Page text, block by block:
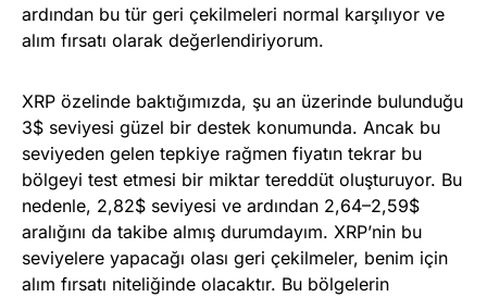
ardından bu tür geri çekilmeleri normal karşılıyor ve
alım fırsatı olarak değerlendiriyorum.
XRP özelinde baktığımızda, şu an üzerinde bulunduğu
3$ seviyesi güzel bir destek konumunda. Ancak bu
seviyeden gelen tepkiye rağmen fiyatın tekrar bu
bölgeyi test etmesi bir miktar tereddüt oluşturuyor. Bu
nedenle, 2,82$ seviyesi ve ardından 2,64–2,59$
aralığını da takibe almış durumdayım. XRP’nin bu
seviyelere yapacağı olası geri çekilmeler, benim için
alım fırsatı niteliğinde olacaktır. Bu bölgelerin